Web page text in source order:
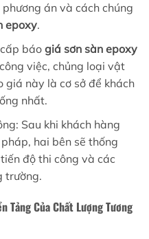
án và cách chúng
epoxy.
báo giá sơn sàn epoxy
việc, chủng loại vật
giá này là cơ sở để khách
nhất.
Sau khi khách hàng
hai bên sẽ thống
độ thi công và các
trường.
Tảng Của Chất Lượng Tương